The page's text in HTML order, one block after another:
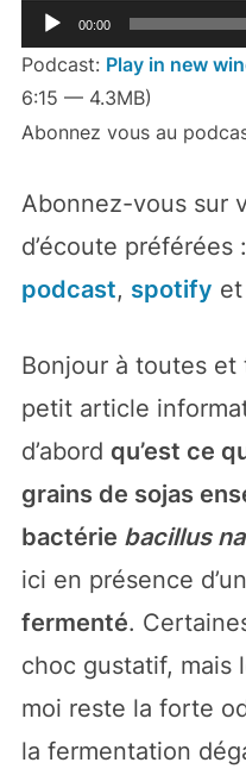
Lecteur
audio
00:00
Podcast: Play in new
6:15 — 4.3MB)
Abonnez vous au
Abonnez-vous sur
d’écoute préférées :
podcast, spotify et
Bonjour à toutes
petit article
d’abord qu’est ce
grains de sojas
bactérie bacillus
ici en présence d’un
fermenté.
choc gustatif, mais
moi reste la forte
la fermentation